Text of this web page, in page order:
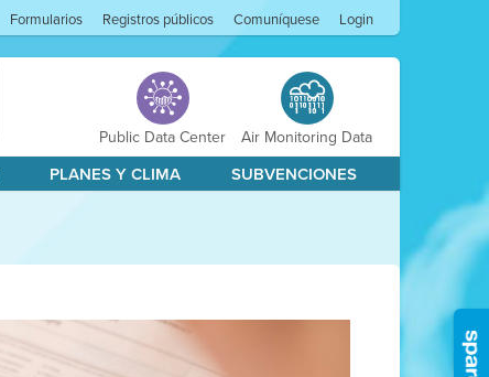
Formularios Registros públicos Comuníquese Login
Public Data Center Air Monitoring Data
PLANES Y CLIMA SUBVENCIONES